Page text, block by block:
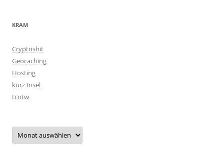
KRAM
Cryptoshit
Geocaching
Hosting
kurz Insel
tcotw
Archiv